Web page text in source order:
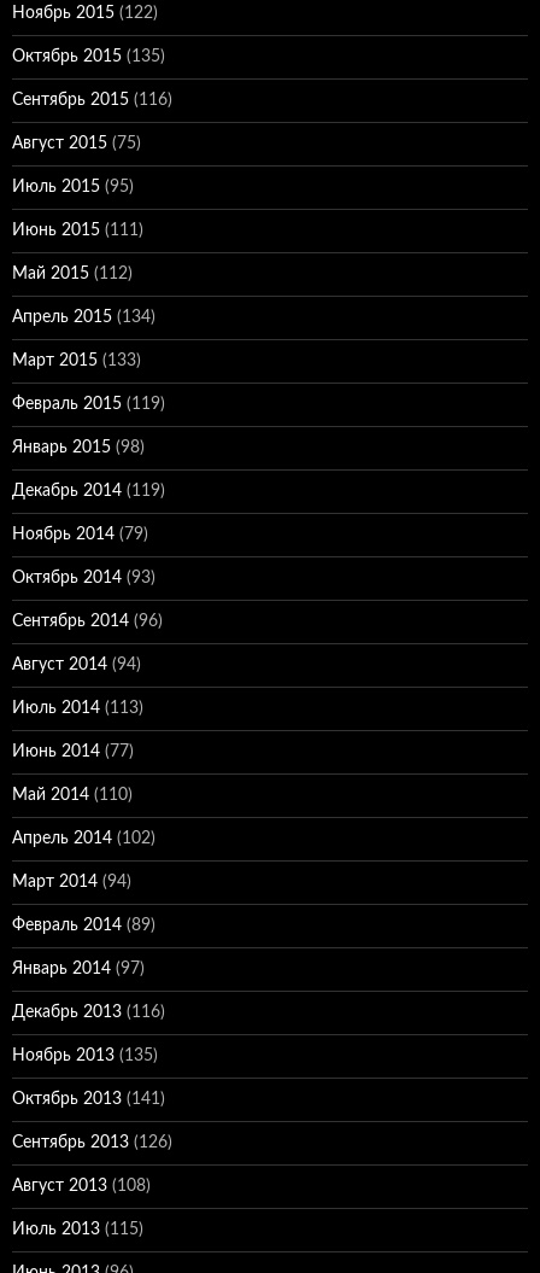
Ноябрь 2015 (122)
Октябрь 2015 (135)
Сентябрь 2015 (116)
Август 2015 (75)
Июль 2015 (95)
Июнь 2015 (111)
Май 2015 (112)
Апрель 2015 (134)
Март 2015 (133)
Февраль 2015 (119)
Январь 2015 (98)
Декабрь 2014 (119)
Ноябрь 2014 (79)
Октябрь 2014 (93)
Сентябрь 2014 (96)
Август 2014 (94)
Июль 2014 (113)
Июнь 2014 (77)
Май 2014 (110)
Апрель 2014 (102)
Март 2014 (94)
Февраль 2014 (89)
Январь 2014 (97)
Декабрь 2013 (116)
Ноябрь 2013 (135)
Октябрь 2013 (141)
Сентябрь 2013 (126)
Август 2013 (108)
Июль 2013 (115)